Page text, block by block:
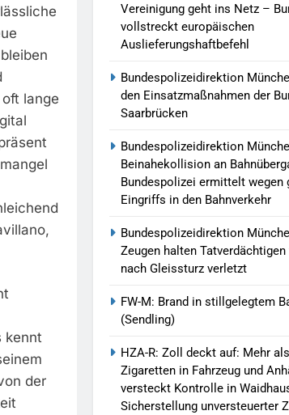
lange
kennt
der
Vereinigung geht ins Netz –
vollstreckt europäischen
Auslieferungshaftbefehl
Bundespolizeidirektion
den Einsatzmaßnahmen der
Saarbrücken
Bundespolizeidirektion
Beinahekollision an
Bundespolizei ermittelt wegen
Eingriffs in den Bahnverkehr
Bundespolizeidirektion
Zeugen halten
nach Gleissturz verletzt
FW-M: Brand in stillgelegtem
(Sendling)
HZA-R: Zoll deckt auf: Mehr
Zigaretten in Fahrzeug und
versteckt Kontrolle in
Sicherstellung unversteuerter